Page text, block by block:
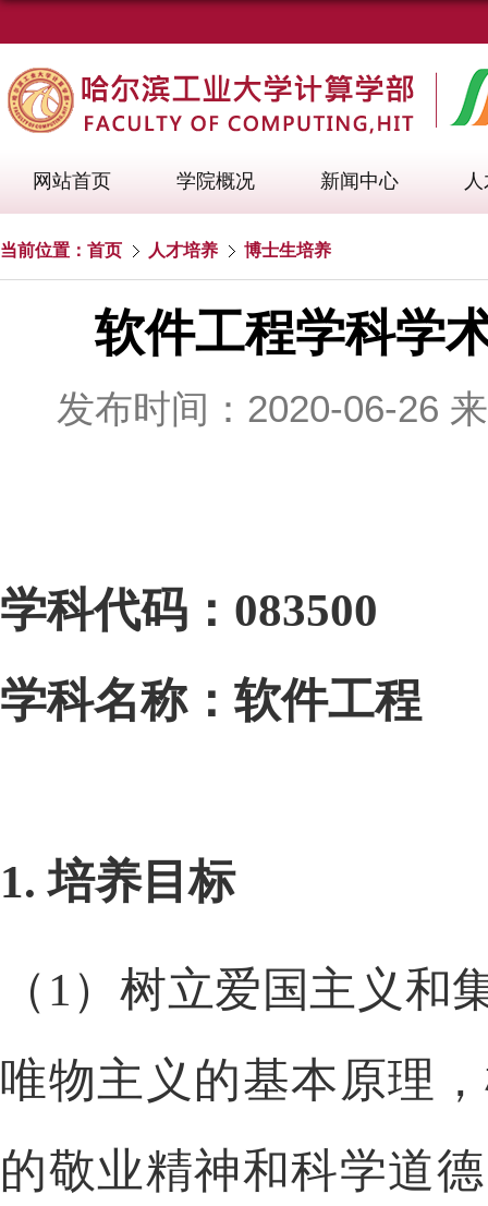
网站首页 学院概况 新闻中心
当前位置： 首页 人才培养 博士生培养
软件工程学科学
发布时间：2020-06-26
学科代码： 083500
学科名称：软件工程
1.培养目标
（ 1）树立爱国主义和
唯物主义的基本原理
的敬业精神和科学道